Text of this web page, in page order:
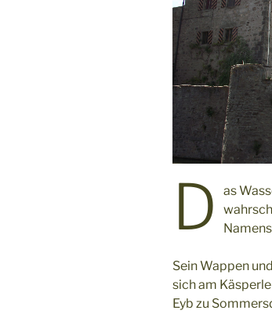
D
as
Sein Wappen
sich am
Eyb zu